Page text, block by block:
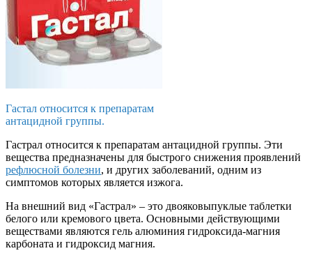
Гастал относится к препаратам
антацидной группы.
Гастрал относится к препаратам антацидной группы. Эти
вещества предназначены для быстрого снижения проявлений
рефлюсной болезни, и других заболеваний, одним из
симптомов которых является изжога.
На внешний вид «Гастрал» – это двояковыпуклые таблетки
белого или кремового цвета. Основными действующими
веществами являются гель алюминия гидроксида-магния
карбоната и гидроксид магния.